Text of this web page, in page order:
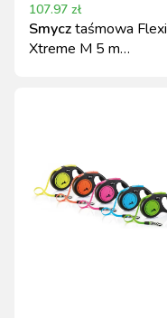
107.97 zł
Smycztaśmowa Flexi
Xtreme M 5 m